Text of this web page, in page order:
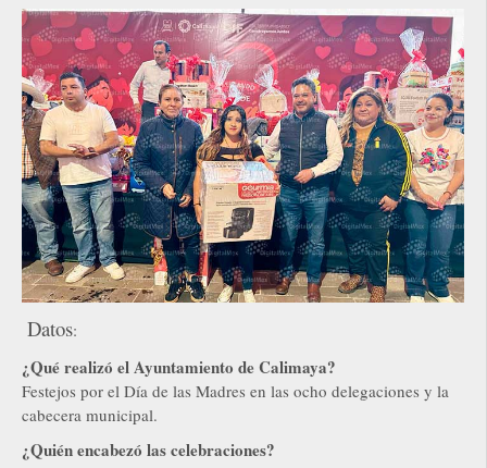
Datos:
¿Qué realizó el Ayuntamiento de Calimaya?
Festejos por el Día de las Madres en las ocho delegaciones y la
cabecera municipal.
¿Quién encabezó las celebraciones?